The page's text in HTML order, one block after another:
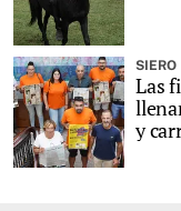
SIERO
Las
y